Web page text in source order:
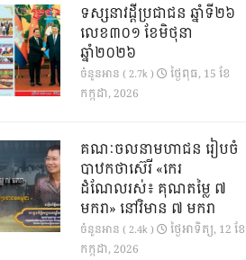
ទស្សនាវដ្ដីប្រជាជន ឆ្នាំទី២៦
លេខ៣០១ ខែមិថុនា
ឆ្នាំ២០២៦
ចំនួនអាន ( 2.7k )
ថ្ងៃ​ពុធ, 15 ខែ​
កក្កដា, 2026
គណៈចលនាមហាជន រៀបចំ
បាឋកថាស៊េរី «កេរ
ដំណែលរស់៖ គុណតម្លៃ ៧
មករា» នៅវិមាន ៧ មករា
ចំនួនអាន ( 2.4k )
ថ្ងៃ​អាទិត្យ, 12 ខែ​
កក្កដា, 2026